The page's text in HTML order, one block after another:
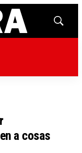
Mostrar
a cosas